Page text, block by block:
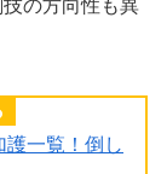
の方向性も異
護一覧！倒し